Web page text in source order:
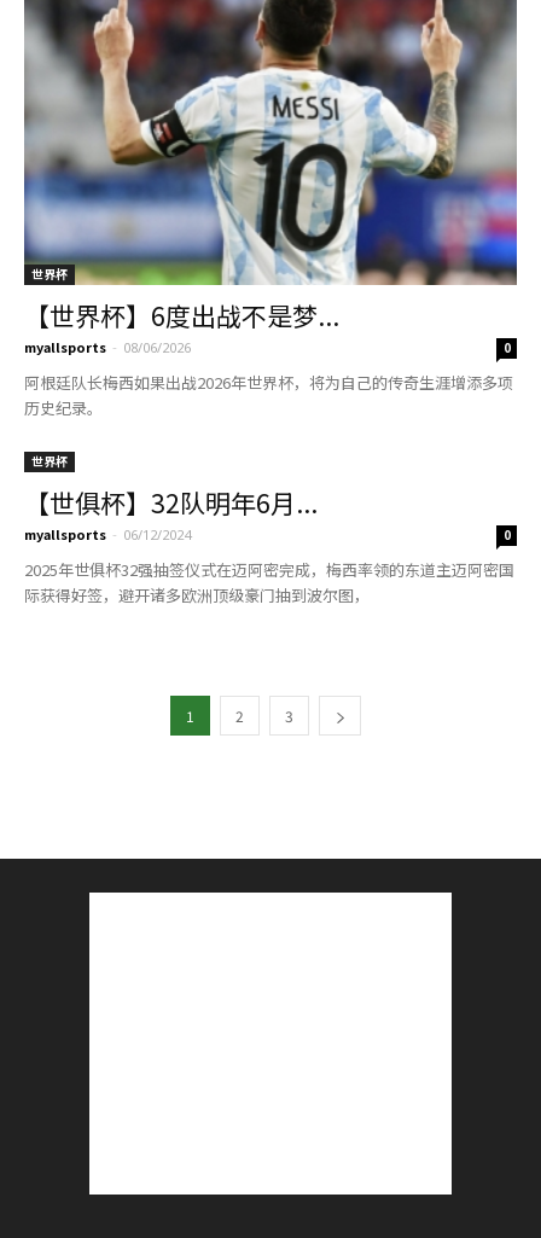
世界杯
【世界杯】6度出战不是梦...
myallsports - 08/06/2026 0
阿根廷队长梅西如果出战2026年世界杯，将为自己的传奇生涯增添多项
历史纪录。
世界杯
【世俱杯】32队明年6月...
myallsports - 06/12/2024 0
2025年世俱杯32强抽签仪式在迈阿密完成，梅西率领的东道主迈阿密国
际获得好签，避开诸多欧洲顶级豪门抽到波尔图，
1 2 3